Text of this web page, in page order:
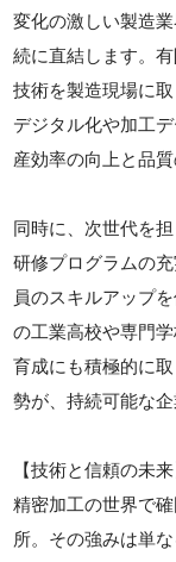
変化の激しい製造
続に直結します。
技術を製造現場に
デジタル化や加工
産効率の向上と品
同時に、次世代を
研修プログラムの
員のスキルアップ
の工業高校や専門
育成にも積極的に
勢が、持続可能な
【技術と信頼の未来
精密加工の世界で
所。その強みは単